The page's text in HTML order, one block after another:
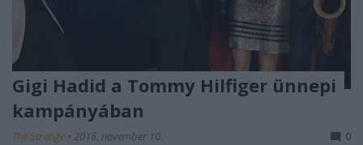
Gigi Hadid a Tommy Hilfiger ünnepi
kampányában
The Strange • 2016. november 10. 0